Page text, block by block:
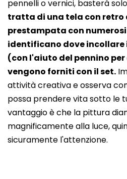
pennelli o vernici, basterà
tratta di una tela con retro
prestampata con
identificano dove
(con l'aiuto del pennino
vengono forniti con il set.
attività creativa e osserva
possa prendere vita sotto le
vantaggio è che la pittura
magnificamente alla luce,
sicuramente l'attenzione.